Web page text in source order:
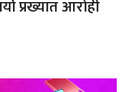
प्रख्यात आरोही